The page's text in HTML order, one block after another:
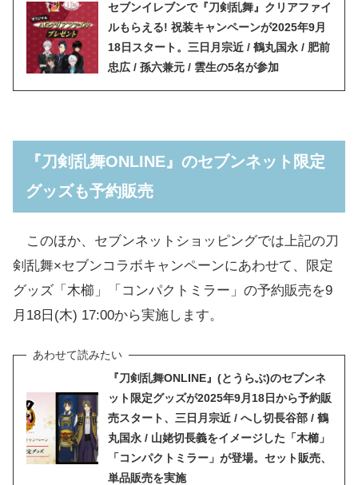
セブンイレブンで『刀剣乱舞』クリアファイ
ルもらえる! 祝装キャンペーンが2025年9月
18日スタート。三日月宗近 / 鶴丸国永 / 肥前
忠広 / 孫六兼元 / 雲生の5名が参加
『刀剣乱舞ONLINE』のセブンネット限定
グッズも予約販売
このほか、セブンネットショッピングでは上記の刀
剣乱舞×セブンコラボキャンペーンにあわせて、限定
グッズ「木櫛」「コンパクトミラー」の予約販売を9
月18日(木) 17:00から実施します。
『刀剣乱舞ONLINE』(とうらぶ)のセブンネ
ット限定グッズが2025年9月18日から予約販
売スタート、三日月宗近 / へし切長谷部 / 鶴
丸国永 / 山姥切長義をイメージした「木櫛」
「コンパクトミラー」が登場。セット販売、
単品販売を実施